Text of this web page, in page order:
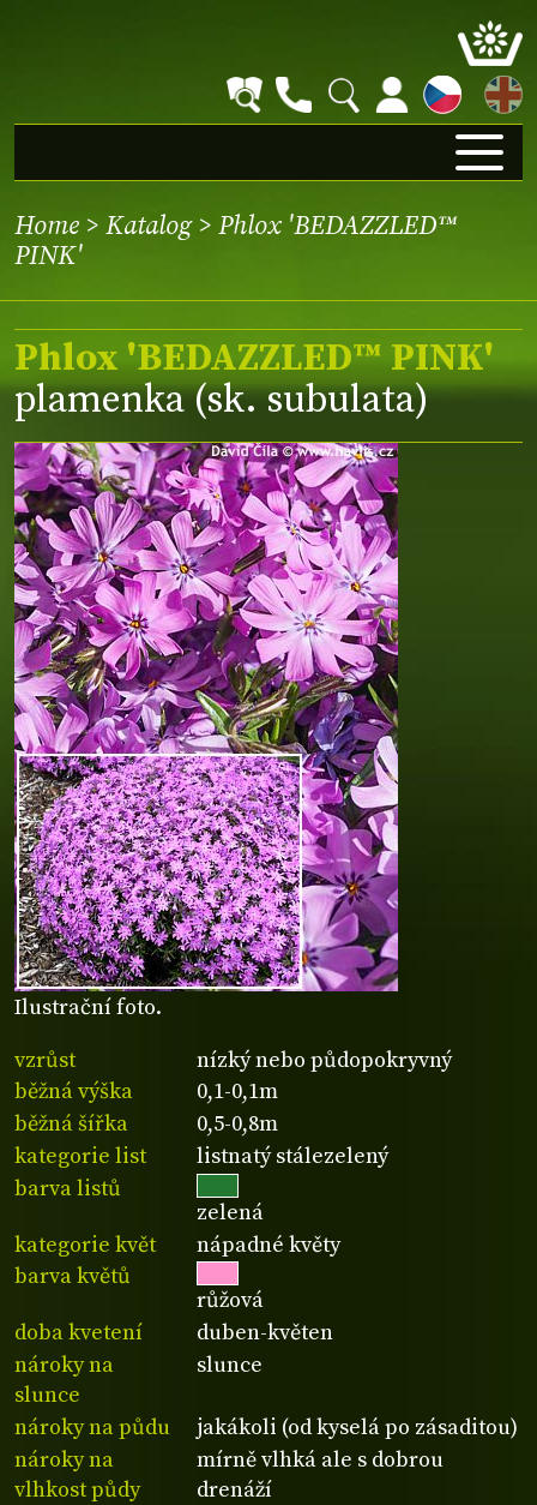
EN
Home > Katalog> Phlox 'BEDAZZLED™
PINK'
Ilustrační foto.
Phlox 'BEDAZZLED™ PINK'
plamenka (sk. subulata)
vzrůst
nízký nebo půdopokryvný
běžná výška
0,1-0,1m
běžná šířka
0,5-0,8m
kategorie list
listnatý stálezelený
barva listů
zelená
kategorie květ
nápadné květy
barva květů
růžová
doba kvetení
duben-květen
nároky na
slunce
slunce
nároky na půdu
jakákoli (od kyselá po zásaditou)
nároky na
vlhkost půdy
mírně vlhká ale s dobrou
drenáží